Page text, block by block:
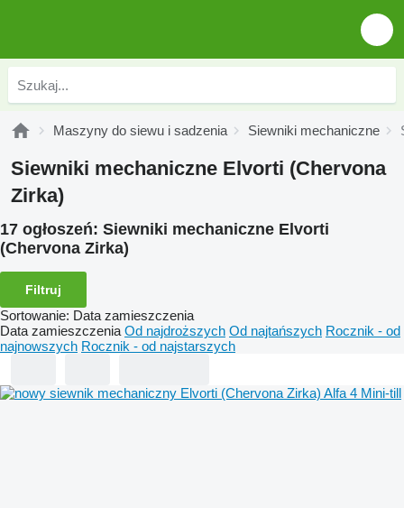
Maszyny do siewu i sadzenia Siewniki mechaniczne
Siewniki mechaniczne Elvorti (Chervona
Zirka)
17 ogłoszeń: Siewniki mechaniczne Elvorti
(Chervona Zirka)
Filtruj
Sortowanie: Data zamieszczenia
Data zamieszczenia Od najdroższych Od najtańszych Rocznik - od
najnowszych Rocznik - od najstarszych